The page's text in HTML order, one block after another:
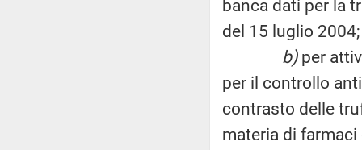
banca dati per la
del 15 luglio 2004;
b)per
per il controllo
contrasto delle
materia di